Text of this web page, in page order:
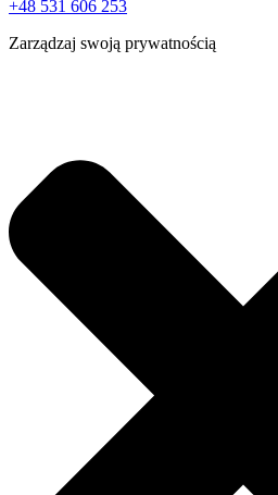
+48 531 606 253
Zarządzaj swoją prywatnością